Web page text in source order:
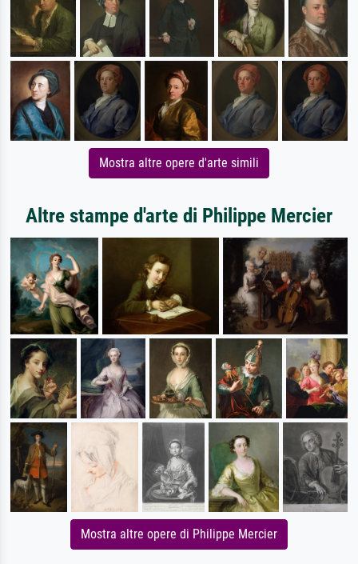
Mostra altre opere d'arte simili
Altre stampe d'arte di Philippe Mercier
Mostra altre opere di Philippe Mercier